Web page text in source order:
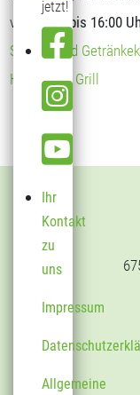
jetzt!
Ihr
Kontakt
zu
uns
Impressum
Allgemeine
von
09:00 bis 16:00
Speise- und
Hendl vom Grill